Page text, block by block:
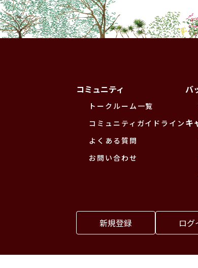
コミュニティ
トークルーム一覧
コミュニティガイドライン
よくある質問
お問い合わせ
バ
キ
新規登録 ログ